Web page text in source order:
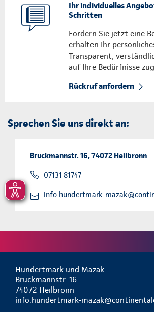
Ihr individuelles
Schritten
Fordern Sie jetzt eine
erhalten Ihr
Transparent,
auf Ihre Bedürfnisse
Rückruf anfordern
Sprechen Sie uns direkt an:
Bruckmannstr. 16, 74072 Heilbronn
07131 81747
info.hundertmark-
Hundertmark und Mazak
Bruckmannstr. 16
74072 Heilbronn
info.hundertmark-